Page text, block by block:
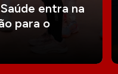
entra na
para o